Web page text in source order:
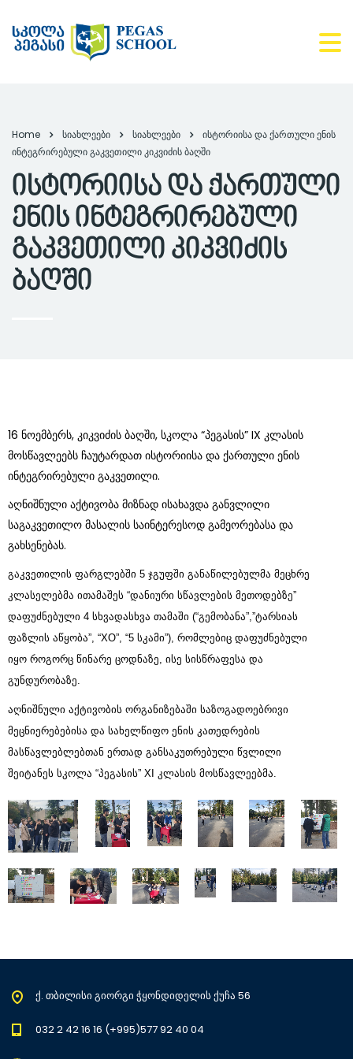
Home სიახლეები სიახლეები
ისტორიისა და ქართული ენის
ინტეგრირებული გაკვეთილი კიკვიძის ბაღში
ისტორიისა და ქართული
ენის ინტეგრირებული
გაკვეთილი კიკვიძის
ბაღში
16 ნოემბერს, კიკვიძის ბაღში, სკოლა “პეგასის” IX კლასის
მოსწავლეებს ჩაუტარდათ ისტორიისა და ქართული ენის
ინტეგრირებული გაკვეთილი.
აღნიშნული აქტივობა მიზნად ისახავდა განვლილი
საგაკვეთილო მასალის საინტერესოდ გამეორებასა და
გახსენებას.
გაკვეთილის ფარგლებში 5 ჯგუფში განაწილებულმა მეცხრე
კლასელებმა ითამაშეს “დანიური სწავლების მეთოდებზე”
დაფუძნებული 4 სხვადასხვა თამაში (“გემობანა”,”ტარსიას
ფაზლის აწყობა”, “XO”, “5 სკამი”), რომლებიც დაფუძნებული
იყო როგორც წინარე ცოდნაზე, ისე სისწრაფესა და
გუნდურობაზე.
აღნიშნული აქტივობის ორგანიზებაში საზოგადოებრივი
მეცნიერებებისა და სახელწიფო ენის კათედრების
მასწავლებლებთან ერთად განსაკუთრებული წვლილი
შეიტანეს სკოლა “პეგასის” XI კლასის მოსწავლეებმა.
ქ. თბილისი გიორგი ჭყონდიდელის ქუჩა 56
032 2 42 16 16 (+995)577 92 40 04